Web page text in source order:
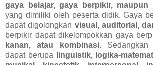
gaya belajar, gaya berpikir, maupun
yang dimiliki oleh peserta didik. Gaya
dapat digolongkan visual, auditorial,
berpikir dapat dikelompokkan gaya
kanan, atau kombinasi. Sedangkan
dapat berupa
linguistik, logika-